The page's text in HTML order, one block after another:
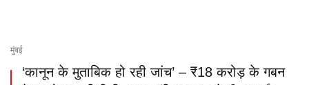
मुंबई
‘कानून के मुताबिक हो रही जांच’ – ₹18 करोड़ के गबन